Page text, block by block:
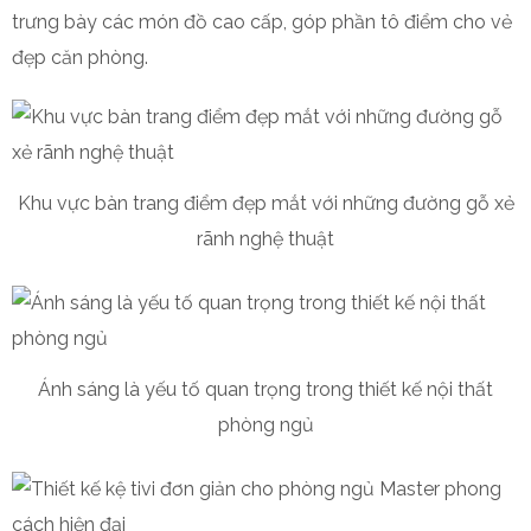
trưng bày các món đồ cao cấp, góp phần tô điểm cho vẻ
đẹp căn phòng.
Khu vực bàn trang điểm đẹp mắt với những đường gỗ xẻ
rãnh nghệ thuật
Ánh sáng là yếu tố quan trọng trong thiết kế nội thất
phòng ngủ